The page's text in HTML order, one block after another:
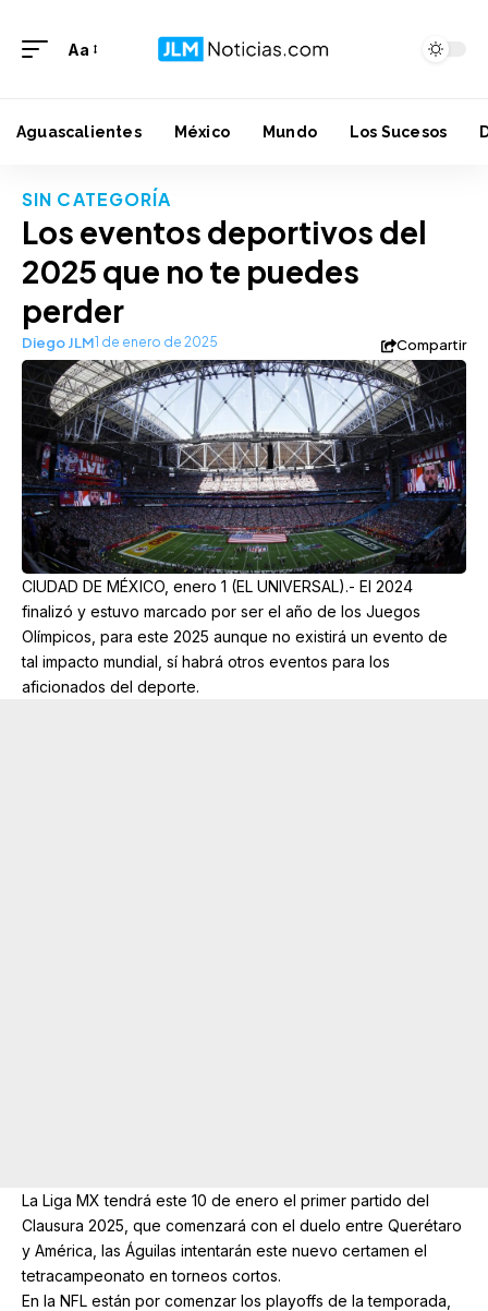
Aa
Aguascalientes México Mundo Los Sucesos
SIN CATEGORÍA
Los eventos deportivos del
2025 que no te puedes
perder
Diego JLM1 de enero de 2025 Compartir
CIUDAD DE MÉXICO, enero 1 (EL UNIVERSAL).- El 2024
finalizó y estuvo marcado por ser el año de los Juegos
Olímpicos, para este 2025 aunque no existirá un evento de
tal impacto mundial, sí habrá otros eventos para los
aficionados del deporte.
La Liga MX tendrá este 10 de enero el primer partido del
Clausura 2025, que comenzará con el duelo entre Querétaro
y América, las Águilas intentarán este nuevo certamen el
tetracampeonato en torneos cortos.
En la NFL están por comenzar los playoffs de la temporada,